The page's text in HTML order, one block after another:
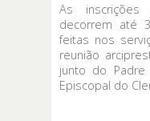
As
decorrem até
feitas nos
reunião
junto do Padre
Episcopal do